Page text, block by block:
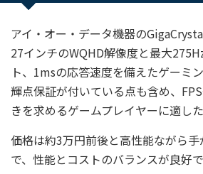
アイ・オー・データ機器のGigaCrysta
27インチのWQHD解像度と最大
ト、1msの応答速度を備えたゲーミ
輝点保証が付いている点も含め、
きを求めるゲームプレイヤーに適し
価格は約3万円前後と高性能ながら
で、性能とコストのバランスが良好で